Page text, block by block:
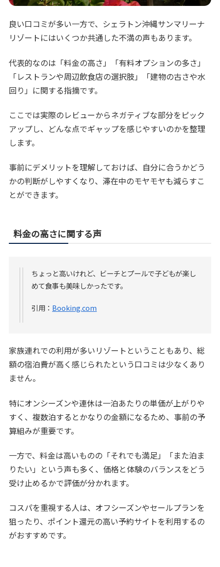
良い口コミが多い一方で、シェラトン沖縄サンマリーナ
リゾートにはいくつか共通した不満の声もあります。
代表的なのは「料金の高さ」「有料オプションの多さ」
「レストランや周辺飲食店の選択肢」「建物の古さや水
回り」に関する指摘です。
ここでは実際のレビューからネガティブな部分をピック
アップし、どんな点でギャップを感じやすいのかを整理
します。
事前にデメリットを理解しておけば、自分に合うかどう
かの判断がしやすくなり、滞在中のモヤモヤも減らすこ
とができます。
料金の高さに関する声
ちょっと高いけれど、ビーチとプールで子どもが楽し
めて食事も美味しかったです。
引用： Booking.com
家族連れでの利用が多いリゾートということもあり、総
額の宿泊費が高く感じられたという口コミは少なくあり
ません。
特にオンシーズンや連休は一泊あたりの単価が上がりや
すく、複数泊するとかなりの金額になるため、事前の予
算組みが重要です。
一方で、料金は高いものの「それでも満足」「また泊ま
りたい」という声も多く、価格と体験のバランスをどう
受け止めるかで評価が分かれます。
コスパを重視する人は、オフシーズンやセールプランを
狙ったり、ポイント還元の高い予約サイトを利用するの
がおすすめです。